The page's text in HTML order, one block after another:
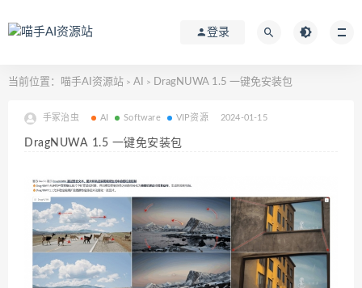
登录
当前位置： 喵手AI资源站 > AI > DragNUWA 1.5 一键免安装包
手冢治虫 AI Software VIP资源 2024-01-15
DragNUWA 1.5 一键免安装包